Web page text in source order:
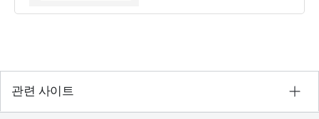
관련 사이트